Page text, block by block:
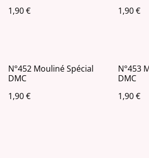
1,90 €
1,90 €
N°452 Mouliné Spécial
DMC
1,90 €
N°453
DMC
1,90 €